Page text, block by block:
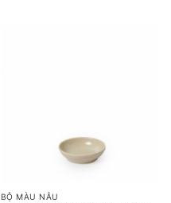
BỘ MÀU NÂU